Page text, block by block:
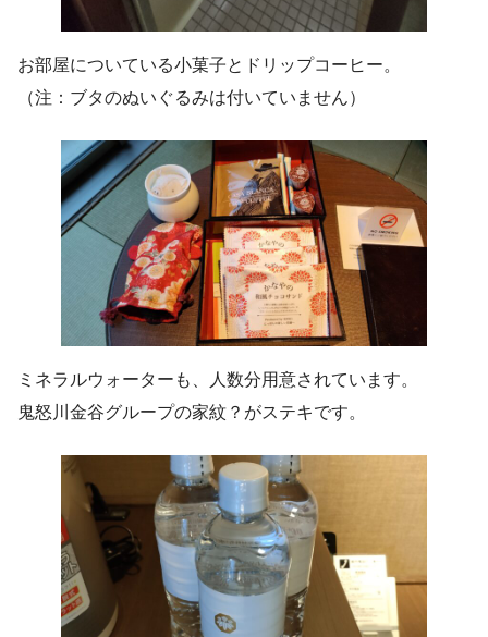
お部屋についている小菓子とドリップコーヒー。
（注：ブタのぬいぐるみは付いていません）
ミネラルウォーターも、人数分用意されています。
鬼怒川金谷グループの家紋？がステキです。